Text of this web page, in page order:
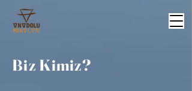
Biz Kimiz?